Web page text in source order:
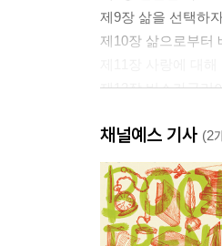
제9장 삶을 선택하
제10장 삶으로부터
제12장 버스카글리
역자후기
채널예스 기사 (2